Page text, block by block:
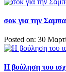
σοκ για την
Posted on: 30
Η βούληση του